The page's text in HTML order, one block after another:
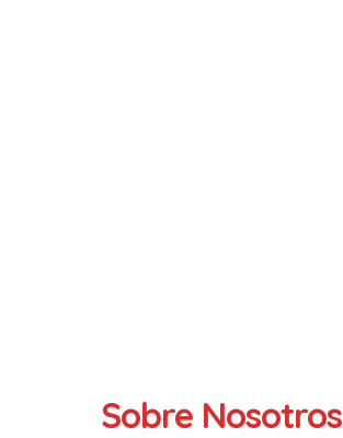
Sobre Nosotros